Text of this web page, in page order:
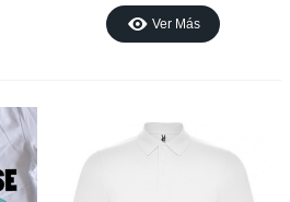
Moja"
Ver Más